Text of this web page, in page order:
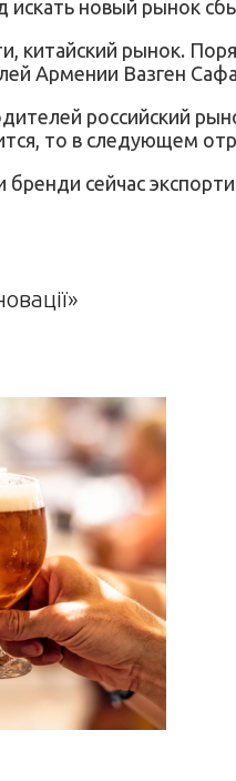
новый рынок
китайский рынок.
Армении Вазген
российский
то в следующем
сейчас